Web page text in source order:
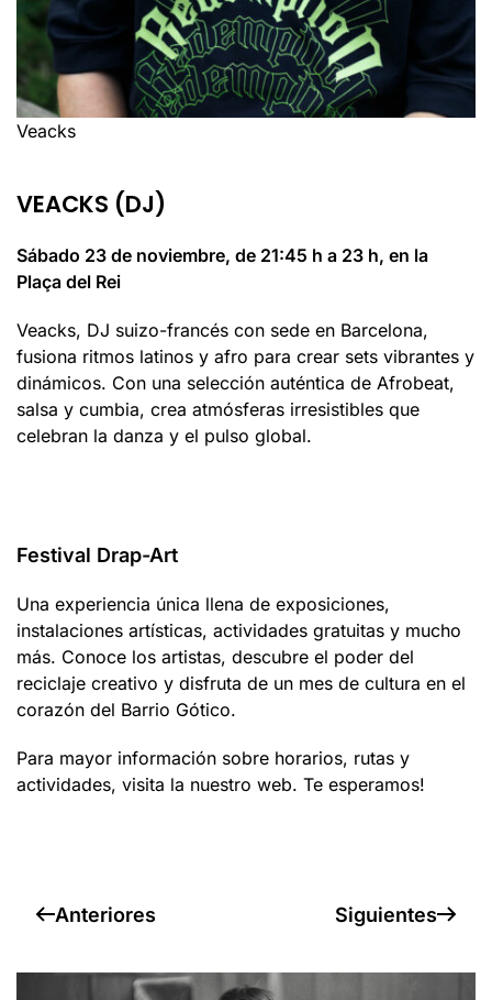
Veacks
VEACKS (DJ)
Sábado 23 de noviembre, de 21:45 h a 23 h, en la
Plaça del Rei
Veacks, DJ suizo-francés con sede en Barcelona,
fusiona ritmos latinos y afro para crear sets vibrantes y
dinámicos. Con una selección auténtica de Afrobeat,
salsa y cumbia, crea atmósferas irresistibles que
celebran la danza y el pulso global.
Festival Drap-Art
Una experiencia única llena de exposiciones,
instalaciones artísticas, actividades gratuitas y mucho
más. Conoce los artistas, descubre el poder del
reciclaje creativo y disfruta de un mes de cultura en el
corazón del Barrio Gótico.
Para mayor información sobre horarios, rutas y
actividades, visita la nuestro web. Te esperamos!
Anteriores Siguientes